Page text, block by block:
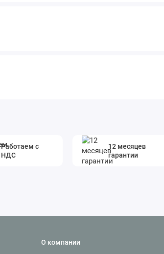
Работаем с
НДС
12 месяцев
гарантии
О компании